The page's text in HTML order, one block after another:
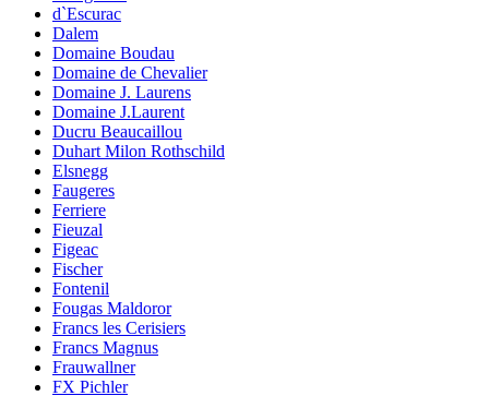
d`Escurac
Dalem
Domaine Boudau
Domaine de Chevalier
Domaine J. Laurens
Domaine J.Laurent
Ducru Beaucaillou
Duhart Milon Rothschild
Elsnegg
Faugeres
Ferriere
Fieuzal
Figeac
Fischer
Fontenil
Fougas Maldoror
Francs les Cerisiers
Francs Magnus
Frauwallner
FX Pichler